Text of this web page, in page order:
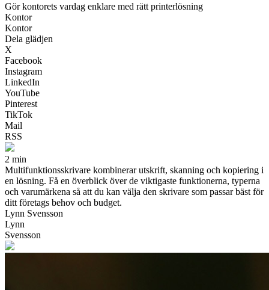
Gör kontorets vardag enklare med rätt printerlösning
Kontor
Kontor
Dela glädjen
X
Facebook
Instagram
LinkedIn
YouTube
Pinterest
TikTok
Mail
RSS
2 min
Multifunktionsskrivare kombinerar utskrift, skanning och kopiering i
en lösning. Få en överblick över de viktigaste funktionerna, typerna
och varumärkena så att du kan välja den skrivare som passar bäst för
ditt företags behov och budget.
Lynn Svensson
Lynn
Svensson